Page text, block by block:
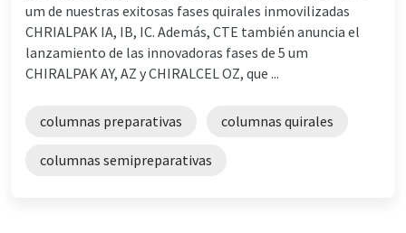
um de nuestras exitosas fases quirales inmovilizadas
CHRIALPAK IA, IB, IC. Además, CTE también anuncia el
lanzamiento de las innovadoras fases de 5 um
CHIRALPAK AY, AZ y CHIRALCEL OZ, que ...
columnas preparativas columnas quirales
columnas semipreparativas